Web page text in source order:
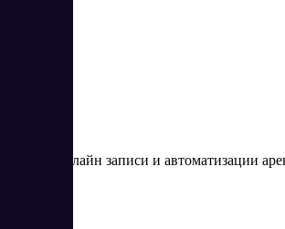
Сервис онлайн записи и автоматизации